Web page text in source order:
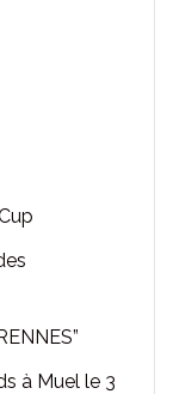
à Muel le 3